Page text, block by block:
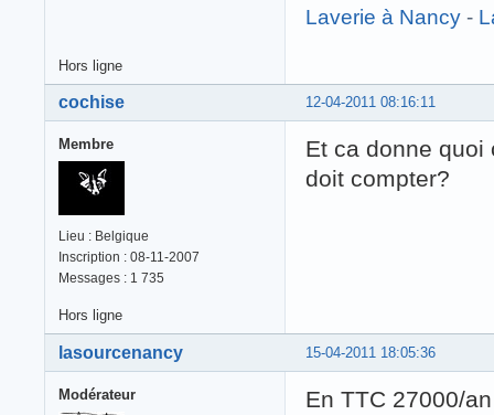
Laverie à Nancy -
Hors ligne
12-04-2011 08:16:11
cochise
Membre
Lieu : Belgique
Inscription : 08-11-2007
Messages : 1 735
Et ca donne quoi
doit compter?
Hors ligne
15-04-2011 18:05:36
lasourcenancy
Modérateur
En TTC 27000/